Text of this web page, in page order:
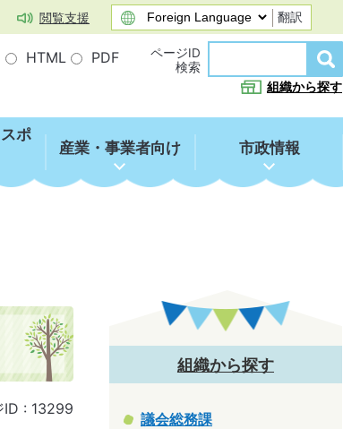
閲覧支援 翻訳
HTML PDF
ページID
検索
組織から探す
ポ
産業・事業者向け 市政情報
ID : 13299
組織から探す
議会総務課